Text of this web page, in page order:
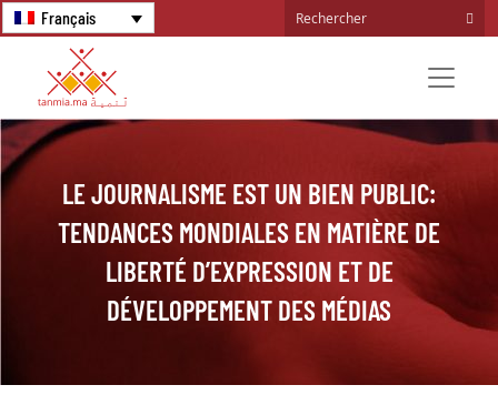
Français
LE JOURNALISME EST UN BIEN PUBLIC:
TENDANCES MONDIALES EN MATIÈRE DE
LIBERTÉ D’EXPRESSION ET DE
DÉVELOPPEMENT DES MÉDIAS